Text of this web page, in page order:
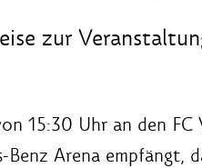
zur
15:30 Uhr an den
Benz Arena empfängt,